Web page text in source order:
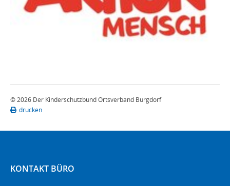
© 2026 Der Kinderschutzbund Ortsverband Burgdorf
drucken
KONTAKT BÜRO